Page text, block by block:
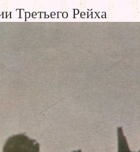
Третьего Рейха